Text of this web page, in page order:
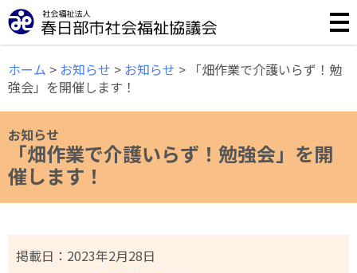
誰もが安心して暮らせる福祉のまちづくりのために様々な
ホーム > お知らせ > お知らせ > 「畑作業で介護いらず！勉
強会」を開催します！
お知らせ
「畑作業で介護いらず！勉強会」を開
催します！
掲載日： 2023年2月28日